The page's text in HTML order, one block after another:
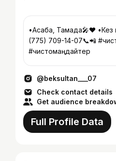
•Асаба, Тамада🎤❤️ •Кез
(775) 709-14-07📞📲
#чистомаңдайтер
@beksultan___07
Check contact details
Get audience
Full Profile Data